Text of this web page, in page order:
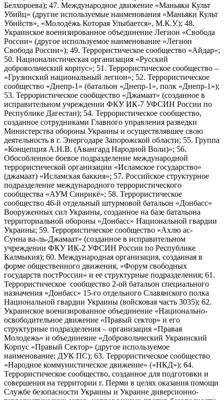
Белхороева); 47. Международное движение «Маньяки Культ
Убийц» (другие используемые наименования «Маньяки Культ
Убийств», «Молодёжь Которая Улыбается», М.К.У.); 48.
Украинское военизированное объединение Легион «Свобода
России» (другое используемое наименование «Легион
Свобода России»); 49. Террористическое сообщество «Айдар»;
50. Националистическая организация «Русский
добровольческий корпус»; 51. Террористическое сообщество –
«Грузинский национальный легион»; 52. Террористическое
сообщество «Днепр-1» (батальон «Днепр-1», полк «Днепр-1»);
53. Террористическое сообщество «Джамаат» (созданное в
исправительном учреждении ФКУ ИК-7 УФСИН России по
Республике Дагестан); 54. Террористическое сообщество,
созданное сотрудниками Главного управления разведки
Министерства обороны Украины и осуществлявшее свою
деятельность в г. Энергодаре Запорожской области; 55. Группа
«Концепция А.Н.В. (Авангард Народной Воли)»; 56.
Обособленное боевое подразделение международной
террористической организации «Исламское государство»
(джамаат) «Исламская баккия»; 57. Российское структурное
подразделение международного террористического
сообщества «АУМ Синрикё»; 58. Террористическое
сообщество 46-й отдельный штурмовой батальон «Донбасс»
Вооруженных сил Украины, созданное на базе батальона
территориальной обороны «Донбасс» Национальной гвардии
Украины; 59. Террористическое сообщество «Ахлю ас-
Сунна ва-ль-Джамаат» (созданное в исправительном
учреждении ФКУ ИК-2 УФСИН России по Республике
Калмыкия); 60. Международная организация, созданная в
форме общественного движения, «Форум свободных
государств постРоссии» и ее структурные подразделения; 61.
Террористическое сообщество 2-ой батальон специального
назначения «Донбасс» 15-го отдельного Славянского полка
Национальной гвардии Украины (войсковая часть 3035); 62.
Украинское военизированное объединение «Национально-
освободительное движение «Правый сектор» и его
структурные подразделения – организация «Правая
Молодежь» и объединение «Добровольческий Украинский
Корпус «Правый Сектор» (другое используемое
наименование: ДУК ПС); 63. Террористическое сообщество
«Народное коммунистическое движение» («НКД»); 64.
Террористическое сообщество, созданное для подготовки и
совершения на территории г. Перми в целях оказания помощи
Службе безопасности Украины и Украине диверсионно-